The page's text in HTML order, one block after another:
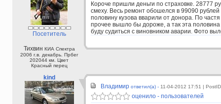
Посетитель
Тихвин КИА Спектра
2006 г.в. декабрь. Прбег
202044 км. Цвет
Красный перец
Короче пришли деньги по страховке. 28777
смеху. Весь ремонт обошелся в 99090
половину кузова вварили от донора. По
прочее вышло бы дороже, а так эта
буду судиться с виновником аварии. Фото
kind
Владимир ответил(а) - 11-04-2012 17:51 |
оценило - пользователей